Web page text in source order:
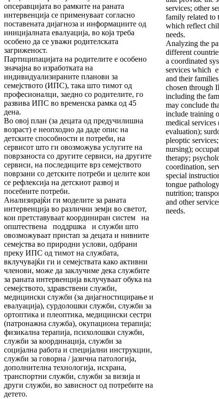
services; other
family related to
which reflect
needs.
Analyzing the
different
a coordinated
services which
and their
chosen through
including the
may conclude
include training
medical
evaluation);
pleoptic
nursing);
therapy;
coordination,
special
tongue
nutrition;
and other
needs.
опсеравцијата во рамките на раната
интервенција се применуваат согласно
поставената дијагноза и информациите од
иницијалната евалуација, во која треба
особено да се уважи родителската
загриженост.
Партиципацијата на родителите е особено
значајна во изработката на
индивидуализираните планови за
семејството (ИПС), така што тимот од
професионалци, заедно со родителите, го
развива ИПС во временска рамка од 45
дена.
Во овој план (за децата од предучилишна
возраст) е неопходно да даде опис на
детските способности и потреби, на
сервисот што ги овозможува услугите на
поврзаноста со другите сервиси, на другите
сервиси, на последиците врз семејството
поврзани со детските потреби и целите кои
се рефлексија на детскиот развој и
посебните потреби.
Анализирајќи ги моделите за раната
интервенција во различни земји во светот,
кои претставуваат координиран систем на
општествена поддршка и служби што
овозможуваат пристап за децата и нивните
семејства во природни услови, одбрани
преку ИПС од тимот на службата,
вклучувајќи ги и семејствата како активни
членови, може да заклучиме дека службите
за раната интервенција вклучуваат обука на
семејството, здравствени служби,
медицински служби (за дијагностицирање и
евалуација), сурдолошки служби, служби за
ортоптика и плеоптика, медицински сестри
(патронажна служба), окупациона терапија;
физикална терапија, психолошки служби,
служби за координација, служби за
социјална работа и специјални инструкции,
служби за говорна / јазична патологија,
дополнителна технологија, исхрана,
транспортни служби, служби за визија и
други служби, во зависност од потребите на
детето.